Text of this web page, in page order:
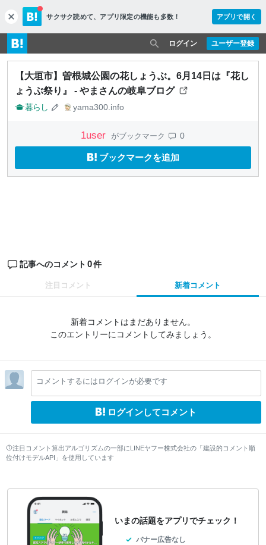
c
l
o
s
e
サクサク読めて、 アプリ限定の機能も多数！ アプリで開く
ユーザー登録
ログイン
【大垣市】曽根城公園の花しょうぶ。6月14日は『花し
ょうぶ祭り』 - やまさんの岐阜ブログ
暮らし yama300.info
1user がブックマーク 0
ブックマークを追加
記事へのコメント 0件
注目コメント 新着コメント
新着コメントはまだありません。
このエントリーにコメントしてみましょう。
コメントするにはログインが必要です
ログインしてコメント
注目コメント算出アルゴリズムの一部にLINEヤフー株式会社の「建設的コメント順
位付けモデルAPI」を使用しています
いまの話題をアプリでチェック！
バナー広告なし